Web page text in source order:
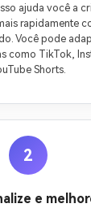
ajuda você a
rapidamente
Você pode
como TikTok,
Shorts.
2
e